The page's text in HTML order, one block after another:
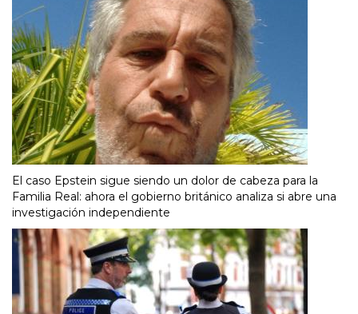
El caso Epstein sigue siendo un dolor de cabeza para la
Familia Real: ahora el gobierno británico analiza si abre una
investigación independiente